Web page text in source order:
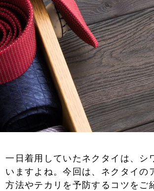
一日着用していたネクタイは、シ
いますよね。今回は、ネクタイの
方法やテカリを予防するコツをご